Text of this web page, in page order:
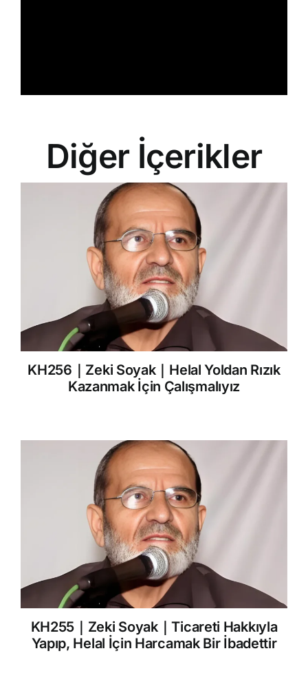
Diğer İçerikler
KH256｜Zeki Soyak｜Helal Yoldan Rızık
Kazanmak İçin Çalışmalıyız
KH255｜Zeki Soyak｜Ticareti Hakkıyla
Yapıp, Helal İçin Harcamak Bir İbadettir